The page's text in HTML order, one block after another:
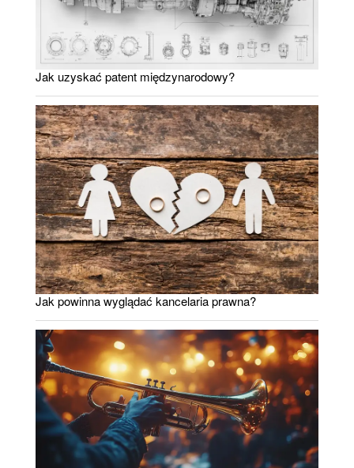
Jak uzyskać patent międzynarodowy?
Jak powinna wyglądać kancelaria prawna?